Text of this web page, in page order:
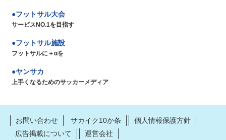
フットサル大会
サービスNO.1を目指す
フットサル施設
フットサルに＋αを
ヤンサカ
上手くなるためのサッカーメディア
お問い合わせ サカイク10か条
個人情報保護方針
広告掲載について
運営会社